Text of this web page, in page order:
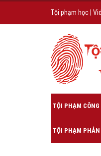
Tội phạm học
TỘI PHẠM CÔNG
TỘI PHẠM PHẢN